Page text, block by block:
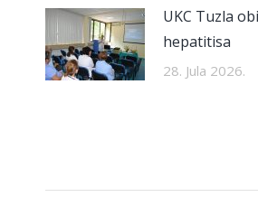
UKC Tuzla
hepatitisa
28. Jula 2026.